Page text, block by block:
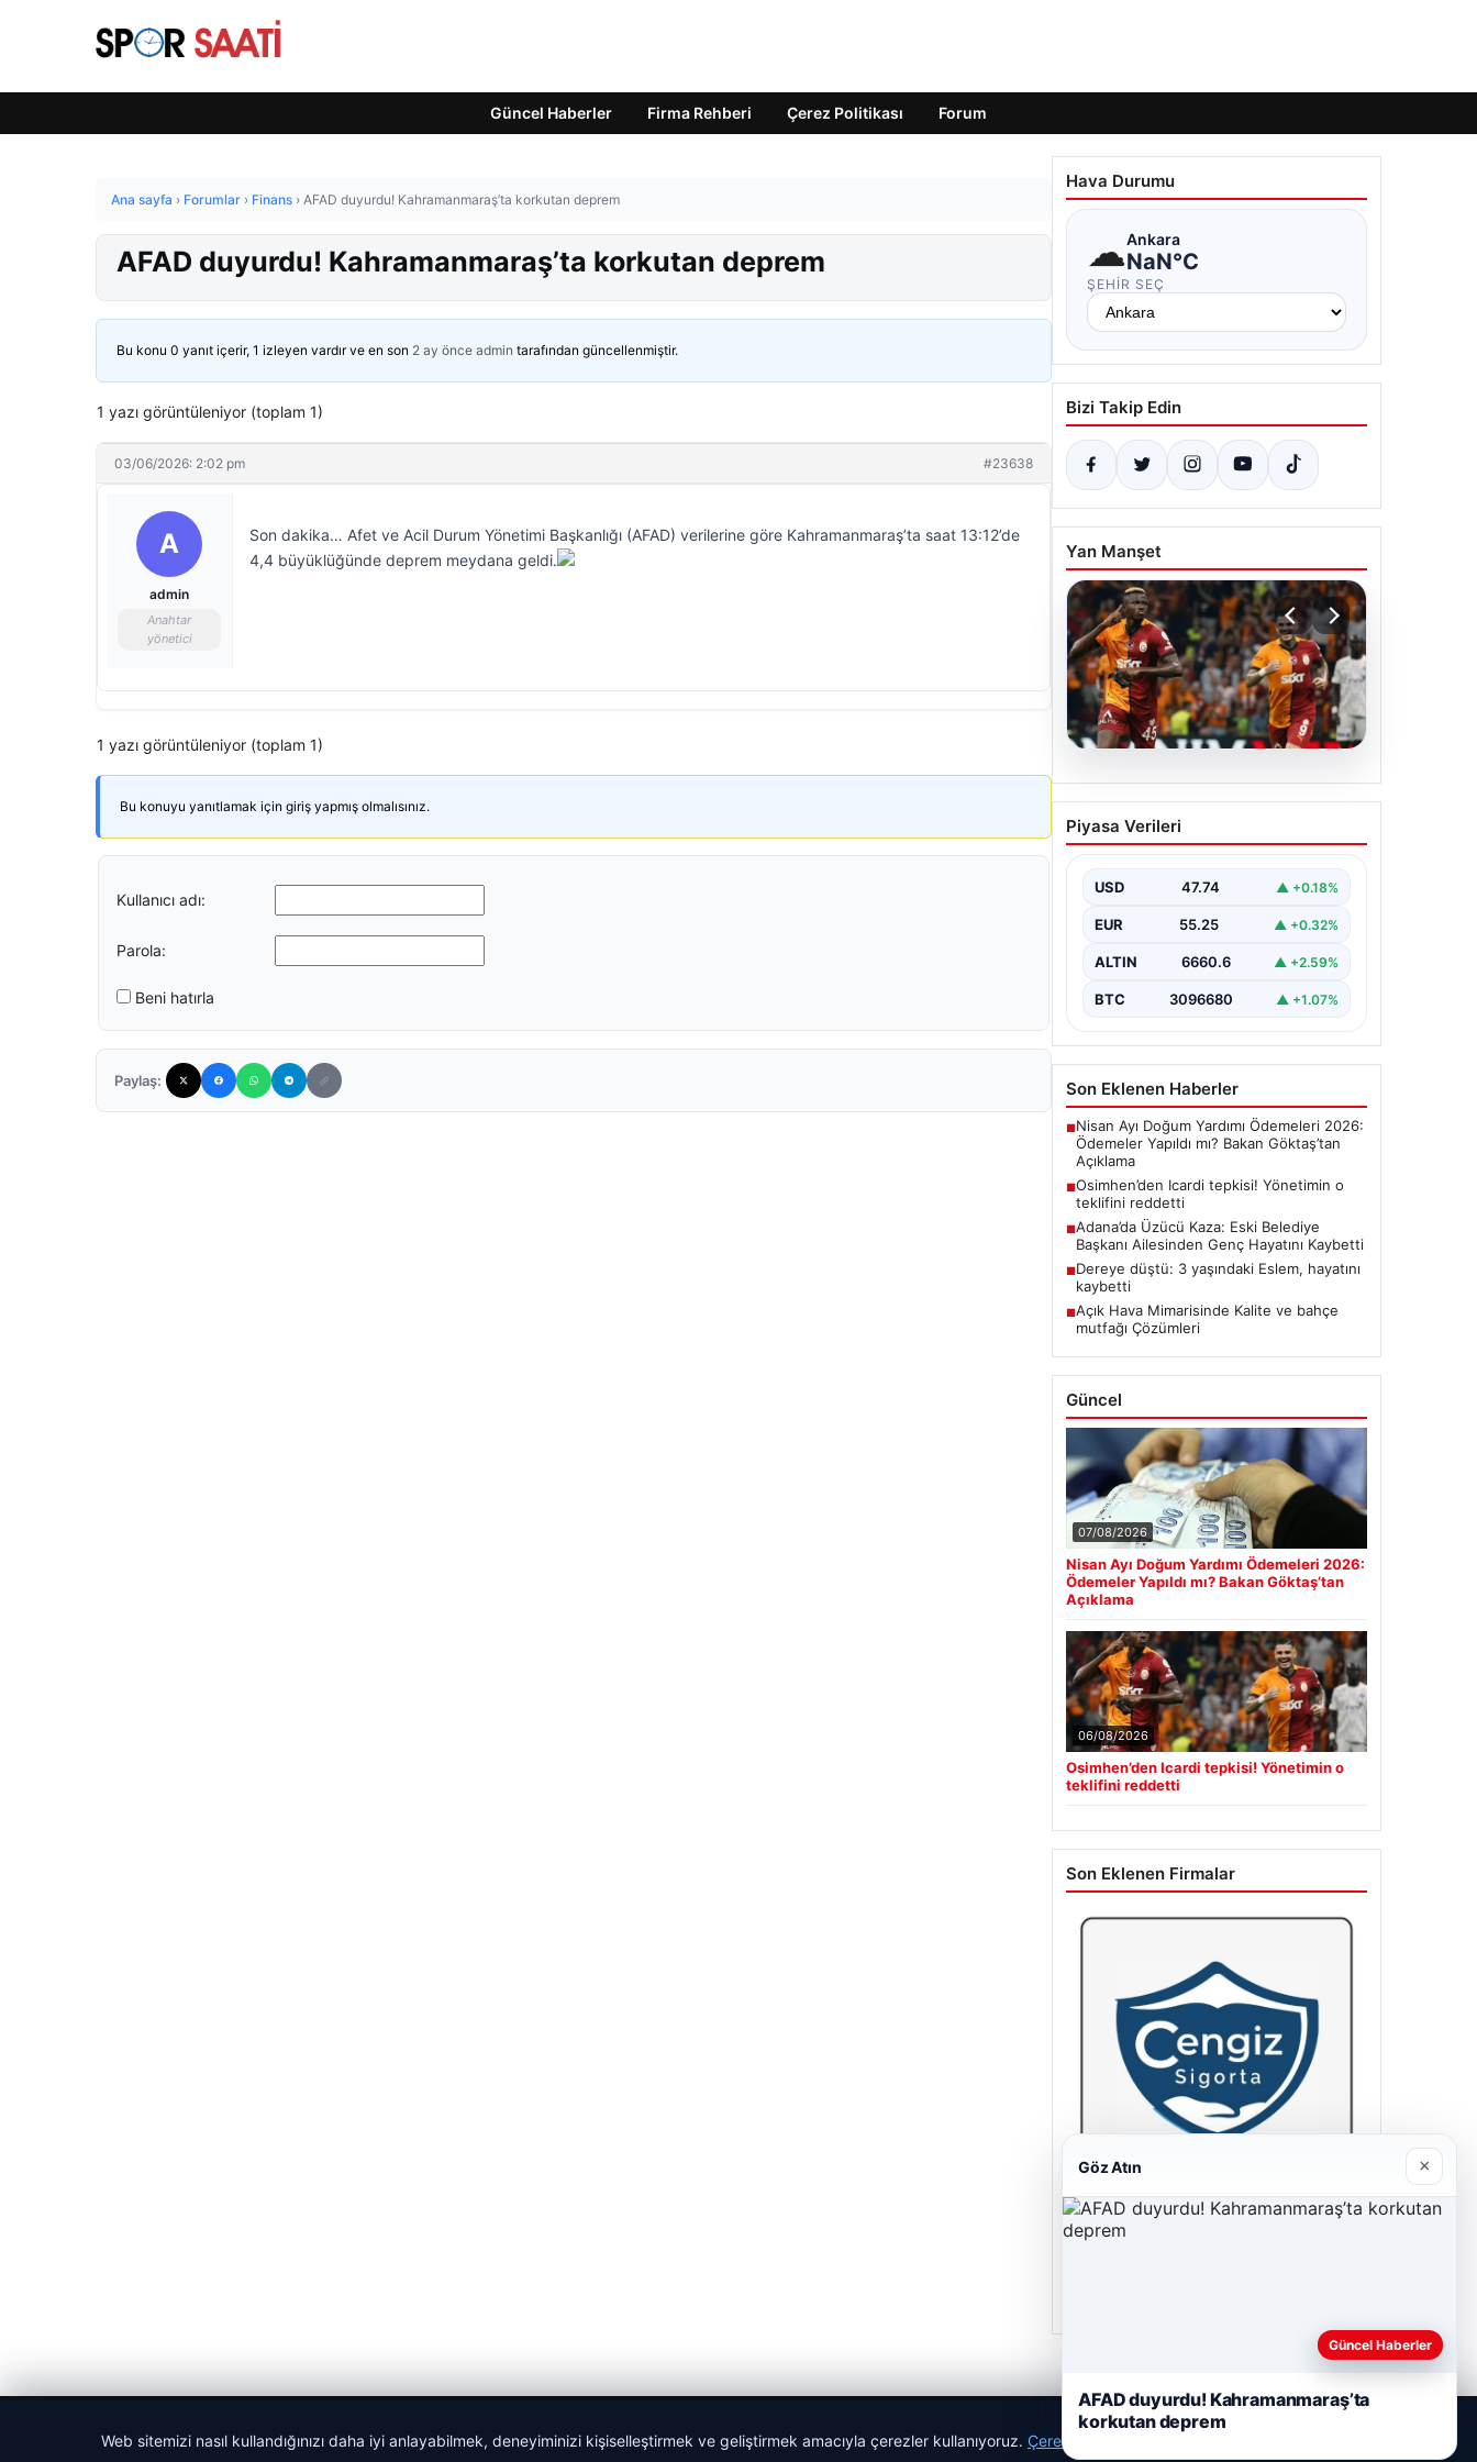
Güncel Haberler Firma Rehberi Çerez Politikası Forum
Ana sayfa › Forumlar › Finans › AFAD duyurdu! Kahramanmaraş’ta korkutan deprem
AFAD duyurdu! Kahramanmaraş’ta korkutan deprem
Bu konu 0 yanıt içerir, 1 izleyen vardır ve en son 2 ay önce admin tarafından güncellenmiştir.
1 yazı görüntüleniyor (toplam 1)
03/06/2026: 2:02 pm #23638
A
admin
Anahtar
yönetici
Son dakika… Afet ve Acil Durum Yönetimi Başkanlığı (AFAD) verilerine göre Kahramanmaraş’ta saat 13:12’de
4,4 büyüklüğünde deprem meydana geldi.
1 yazı görüntüleniyor (toplam 1)
Bu konuyu yanıtlamak için giriş yapmış olmalısınız.
Kullanıcı adı:
Parola:
Beni hatırla
Paylaş:
Hava Durumu
☁Ankara
NaN°C
ŞEHIR SEÇ
Bizi Takip Edin
Yan Manşet
06.08.2026
Osimhen’den Icardi
tepkisi! Yönetimin o
Piyasa Verileri
USD 47.74 ▲ +0.18%
EUR 55.25 ▲ +0.32%
ALTIN 6660.6 ▲ +2.59%
BTC 3096680 ▲ +1.07%
Son Eklenen Haberler
■Nisan Ayı Doğum Yardımı Ödemeleri 2026:
Ödemeler Yapıldı mı? Bakan Göktaş’tan
Açıklama
■Osimhen’den Icardi tepkisi! Yönetimin o
teklifini reddetti
■Adana’da Üzücü Kaza: Eski Belediye
Başkanı Ailesinden Genç Hayatını Kaybetti
■Dereye düştü: 3 yaşındaki Eslem, hayatını
kaybetti
■Açık Hava Mimarisinde Kalite ve bahçe
mutfağı Çözümleri
Güncel
07/08/2026
Nisan Ayı Doğum Yardımı Ödemeleri 2026:
Ödemeler Yapıldı mı? Bakan Göktaş’tan
Açıklama
06/08/2026
Osimhen’den Icardi tepkisi! Yönetimin o
teklifini reddetti
Son Eklenen Firmalar
Cengiz Sigorta
Web sitemizi nasıl kullandığınızı daha iyi anlayabilmek, deneyiminizi kişiselleştirmek ve geliştirmek amacıyla çerezler kullanıyoruz. Çerez Politikamız
Göz Atın ×
Güncel Haberler
AFAD duyurdu! Kahramanmaraş’ta
korkutan deprem